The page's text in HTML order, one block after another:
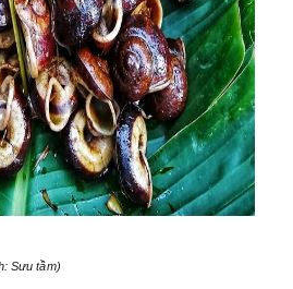
Sưu tầm)